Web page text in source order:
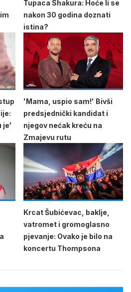
Tupaca Shakura: Hoće li se
nakon 30 godina doznati
istina?
je'
'Mama, uspio sam!' Bivši
predsjednički kandidat i
njegov nećak kreću na
Zmajevu rutu
Krcat Šubićevac, baklje,
vatromet i gromoglasno
pjevanje: Ovako je bilo na
koncertu Thompsona